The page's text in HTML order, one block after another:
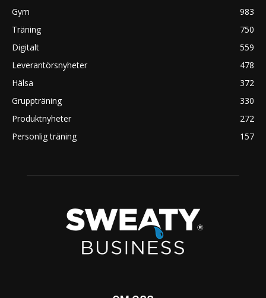
Gym
983
Träning
750
Digitalt
559
Leverantörsnyheter
478
Hälsa
372
Gruppträning
330
Produktnyheter
272
Personlig träning
157